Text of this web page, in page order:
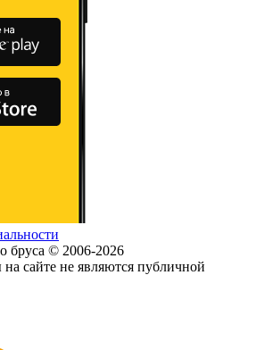
бруса © 2006-2026
сайте не являются публичной